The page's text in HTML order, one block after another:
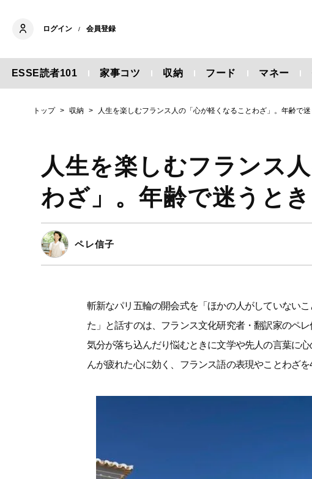
ログイン / 会員登録
ESSE読者101 家事コツ 収納 フード マネー
トップ 収納 人生を楽しむフランス人の「心が軽くなることわざ」。年齢で
人生を楽しむフランス
わざ」。年齢で迷うと
ペレ信子
斬新なパリ五輪の開会式を「ほかの人がしていない
た」と話すのは、フランス文化研究者・翻訳家のペ
気分が落ち込んだり悩むときに文学や先人の言葉に
んが疲れた心に効く、フランス語の表現やことわざを